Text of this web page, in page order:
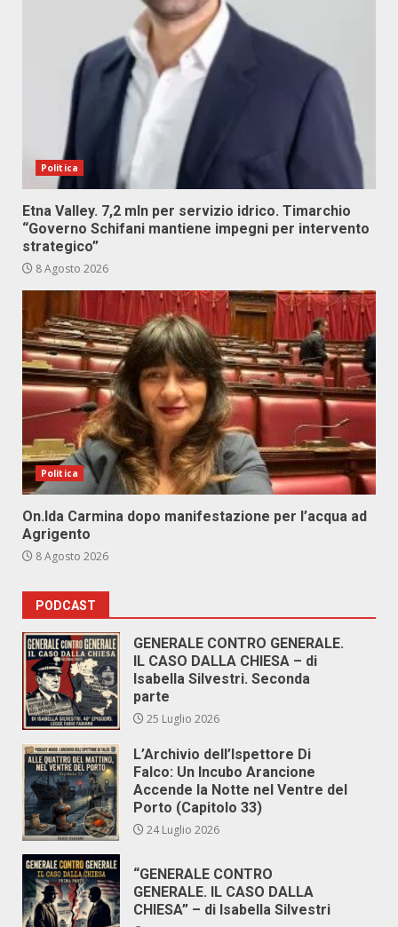
Politica
Etna Valley. 7,2 mln per servizio idrico. Timarchio
“Governo Schifani mantiene impegni per intervento
strategico”
8 Agosto 2026
Politica
On.Ida Carmina dopo manifestazione per l’acqua ad
Agrigento
8 Agosto 2026
PODCAST
GENERALE CONTRO GENERALE.
IL CASO DALLA CHIESA – di
Isabella Silvestri. Seconda
parte
25 Luglio 2026
L’Archivio dell’Ispettore Di
Falco: Un Incubo Arancione
Accende la Notte nel Ventre del
Porto (Capitolo 33)
24 Luglio 2026
“GENERALE CONTRO
GENERALE. IL CASO DALLA
CHIESA” – di Isabella Silvestri